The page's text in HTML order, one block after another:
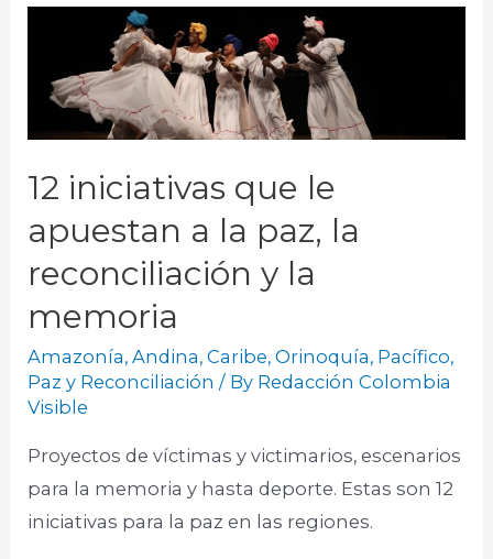
12 iniciativas que le
apuestan a la paz, la
reconciliación y la
memoria
Amazonía,Andina,Caribe,Orinoquía, Pacífico,
Paz y Reconciliación / By Redacción Colombia
Visible
Proyectos de víctimas y victimarios, escenarios
para la memoria y hasta deporte. Estas son 12
iniciativas para la paz en las regiones.